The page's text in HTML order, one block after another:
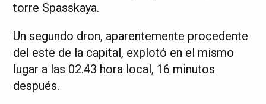
torre Spasskaya.
Un segundo dron, aparentemente procedente
del este de la capital, explotó en el mismo
lugar a las 02.43 hora local, 16 minutos
después.